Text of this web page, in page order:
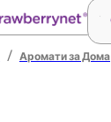
/ Аромати за Дома